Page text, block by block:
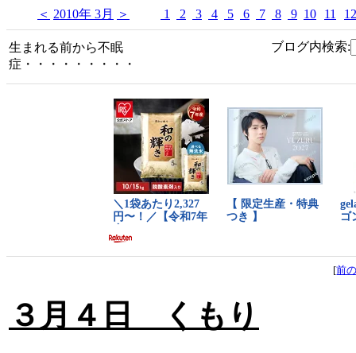
＜ 2010年 3月 ＞ 1 2 3 4 5 6 7 8 9 10 11 12
生まれる前から不眠
症・・・・・・・・・
ブログ内検索:
[前
３月４日 くもり